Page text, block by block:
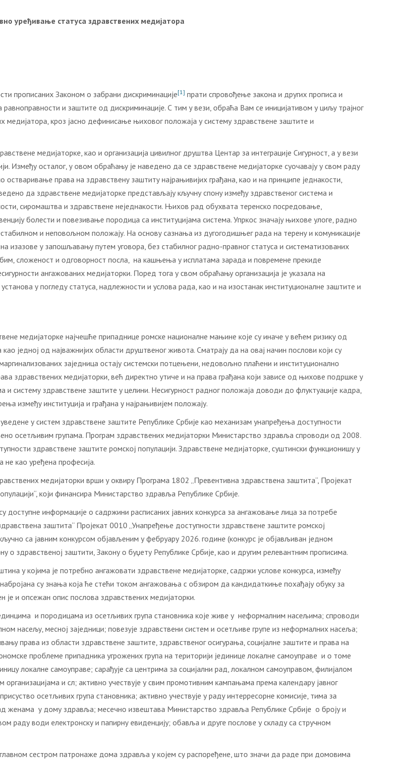
уређивање статуса здравствених медијаторa
прописаних Законом о забрани дискриминације[1] прати спровођење закона и других прописа и
и заштите од дискриминације. С тим у вези, обраћа Вам се иницијативом у циљу трајног
медијаторa, кроз јасно дефинисање њиховог положаја у систему здравствене заштите и
медијаторке, као и организација цивилног друштва Центар за интеграције Сигурност, а у вези
Између осталог, у овом обраћању је наведено да се здравствене медијаторке суочавају у свом раду
права на здравствену заштиту најрањивијих грађана, као и на принципе једнакости,
да здравствене медијаторке представљају кључну спону између здравственог система и
сиромаштва и здравствене неједнакости. Њихов рад обухвата теренско посредовање,
болести и повезивање породица са институцијама система. Упркос значају њихове улоге, радно
и неповољном положају. На основу сазнања из дугогодишњег рада на терену и комуникације
изазове у запошљавању путем уговора, без стабилног радно-правног статуса и систематизованих
сложеност и одговорност посла, на кашњења у исплатама зарада и повремене прекиде
ангажованих медијаторки. Поред тога у свом обраћању организација је указала на
у погледу статуса, надлежности и услова рада, као и на изостанак институционалне заштите и
медијаторке најчешће припаднице ромске националне мањине које су иначе у већем ризику од
једној од најважнијих области друштвеног живота. Сматрају да на овај начин послови који су
заједница остају системски потцењени, недовољно плаћени и институционално
здравствених медијаторки, већ директно утиче и на права грађана који зависе од њихове подршке у
и систему здравствене заштите у целини. Несигурност радног положаја доводи до флуктуације кадра,
између институција и грађана у најрањивијем положају.
у систем здравствене заштите Републике Србије као механизам унапређења доступности
осетљивим групама. Програм здравствених медијаторки Министарство здравља спроводи од 2008.
здравствене заштите ромској популацији. Здравствене медијаторке, суштински функционишу у
не као уређена професија.
медијаторки врши у оквиру Програма 1802 „Превентивна здравствена заштита“, Пројекат
који финансира Министарство здравља Републике Србије.
доступне информације о садржини расписаних јавних конкурса за ангажовање лица за потребе
заштита“ Пројекат 0010 „Унапређење доступности здравствене заштите ромској
са јавним конкурсом објављеним у фебруару 2026. године (конкурс је објављиван једном
о здравственој заштити, Закону о буџету Републике Србије, као и другим релевантним прописима.
у којима је потребно ангажовати здравствене медијаторке, садржи услове конкурса, између
су знања која ће стећи током ангажовања с обзиром да кандидаткиње похађају обуку за
је и опсежан опис послова здравствених медијаторки.
и породицама из осетљивих група становника које живе у неформалним насељима; спроводи
насељу, месној заједници; повезује здравствени систем и осетљиве групе из неформалних насеља;
права из области здравствене заштите, здравственог осигурања, социјалне заштите и права на
проблеме припадника угрожених група на територији јединице локалне самоуправе и о томе
локалне самоуправе; сарађује са центрима за социјални рад, локалном самоуправом, филијалом
и сл; активно учествује у свим промотивним кампањама према календару јавног
осетљивих група становника; активно учествује у раду интерресорне комисије, тима за
женама у дому здравља; месечно извештава Министарство здравља Републике Србије о броју и
раду води електронску и папирну евиденцију; обавља и друге послове у складу са стручном
сестром патронаже дома здравља у којем су распоређене, што значи да раде при домовима